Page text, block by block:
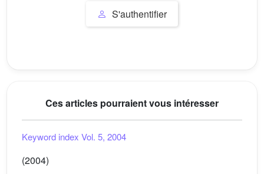
S'authentifier
Ces articles pourraient vous intéresser
Keyword index Vol. 5, 2004
(2004)